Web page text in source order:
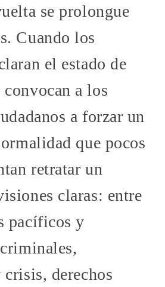
se prolongue
Cuando los
el estado de
a los
a forzar un
que pocos
retratar un
claras: entre
pacíficos y
derechos